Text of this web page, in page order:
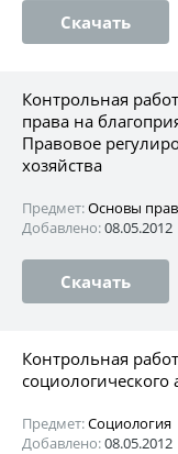
Скачать
Контрольная
права на
Правовое
хозяйства
Предмет:Основы
Добавлено:08.05.2012
Скачать
Контрольная
социологического
Предмет:Социология
Добавлено:08.05.2012